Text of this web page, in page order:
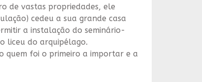
de vastas propriedades, ele
cedeu a sua grande casa
a instalação do seminário-
liceu do arquipélago.
quem foi o primeiro a importar e a